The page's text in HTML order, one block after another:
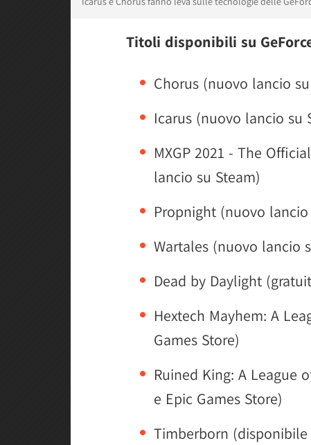
Titoli disponibili su
Chorus (nuovo lancio
Icarus (nuovo lancio su
MXGP 2021 - The
lancio su Steam)
Propnight (nuovo lancio
Wartales (nuovo lancio
Dead by Daylight
Hextech Mayhem: A
Games Store)
Ruined King: A League
e Epic Games Store)
Timberborn (disponibile